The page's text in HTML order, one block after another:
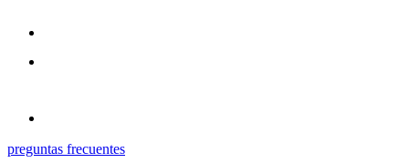
preguntas frecuentes